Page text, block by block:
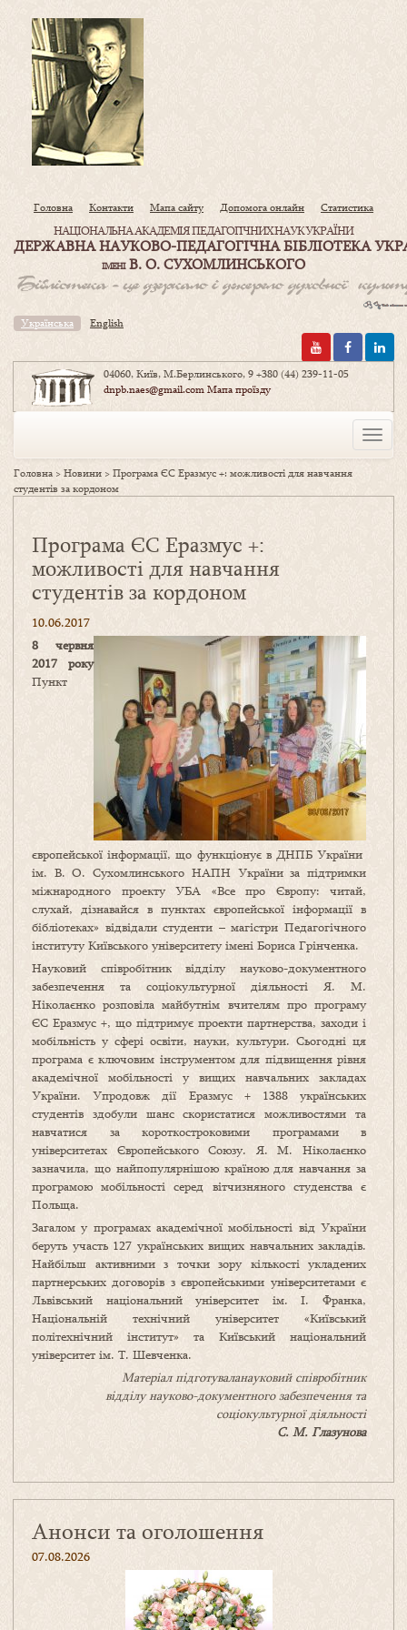
Головна Контакти Мапа сайту Допомога онлайн Статистика
НАЦІОНАЛЬНА АКАДЕМІЯ ПЕДАГОГІЧНИХ НАУК УКРАЇНИ
ДЕРЖАВНА НАУКОВО-ПЕДАГОГІЧНА БІБЛІОТЕКА
ІМЕНІВ. О. СУХОМЛИНСЬКОГО
Українська English
04060, Київ, М.Берлинського, 9+380 (44) 239-11-05
dnpb.naes@gmail.comМапа проїзду
Toggle
Головна >Новини >Програма ЄС Еразмус +: можливості для навчання
студентів за кордоном
Програма ЄС Еразмус +:
можливості для навчання
студентів за кордоном
10.06.2017
8 червня
2017 року
Пункт
європейської інформації, що функціонує в ДНПБ України
ім. В. О. Сухомлинського НАПН України за підтримки
міжнародного проекту УБА «Все про Європу: читай,
слухай, дізнавайся в пунктах європейської інформації в
бібліотеках» відвідали студенти – магістри Педагогічного
інституту Київського університету імені Бориса Грінченка.
Науковий співробітник відділу науково-документного
забезпечення та соціокультурної діяльності Я. М.
Ніколаєнко розповіла майбутнім вчителям про програму
ЄС Еразмус +, що підтримує проекти партнерства, заходи і
мобільність у сфері освіти, науки, культури. Сьогодні ця
програма є ключовим інструментом для підвищення рівня
академічної мобільності у вищих навчальних закладах
України. Упродовж дії Еразмус + 1388 українських
студентів здобули шанс скористатися можливостями та
навчатися за короткостроковими програмами в
університетах Європейського Союзу. Я. М. Ніколаєнко
зазначила, що найпопулярнішою країною для навчання за
програмою мобільності серед вітчизняного студенства є
Польща.
Загалом у програмах академічної мобільності від України
беруть участь 127 українських вищих навчальних закладів.
Найбільш активними з точки зору кількості укладених
партнерських договорів з європейськими університетами є
Львівський національний університет ім. І. Франка,
Національній технічний університет «Київський
політехнічний інститут» та Київський національний
університет ім. Т. Шевченка.
Матеріал підготуваланауковий співробітник
відділу науково-документного забезпечення та
соціокультурної діяльності
С. М. Глазунова
Анонси та оголошення
07.08.2026